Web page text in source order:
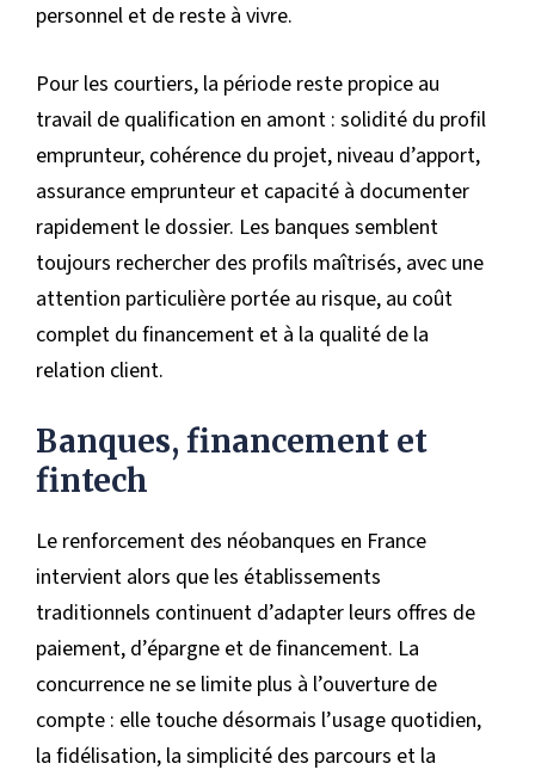
personnel et de reste à vivre.
Pour les courtiers, la période reste propice au
travail de qualification en amont : solidité du profil
emprunteur, cohérence du projet, niveau d’apport,
assurance emprunteur et capacité à documenter
rapidement le dossier. Les banques semblent
toujours rechercher des profils maîtrisés, avec une
attention particulière portée au risque, au coût
complet du financement et à la qualité de la
relation client.
Banques, financement et
fintech
Le renforcement des néobanques en France
intervient alors que les établissements
traditionnels continuent d’adapter leurs offres de
paiement, d’épargne et de financement. La
concurrence ne se limite plus à l’ouverture de
compte : elle touche désormais l’usage quotidien,
la fidélisation, la simplicité des parcours et la